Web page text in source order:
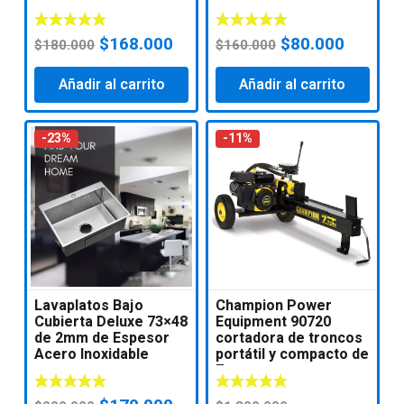
$180.000 El
precio
original
era:
$180.000.
$168.000
precio
es:
$168.000.
Añadir al carrito
$160.000 El
precio
original
era:
$160.000.
$80.000
precio
actual
es:
Añadir al carrito
-23%
Lavaplatos Bajo
Cubierta Deluxe 73×48
de 2mm de Espesor
Acero Inoxidable
-11%
Champion Power
Equipment 90720
cortadora de troncos
portátil y compacto de
7 ton